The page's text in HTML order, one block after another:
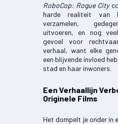
RoboCop: Rogue City
harde realiteit van
verzamelen,
uitvoeren, en nog
gevoel voor
verhaal, want elke
een blijvende invloed
stad en haar inwoners.
Een Verhaallijn
Originele Films
Het dompelt je onder in